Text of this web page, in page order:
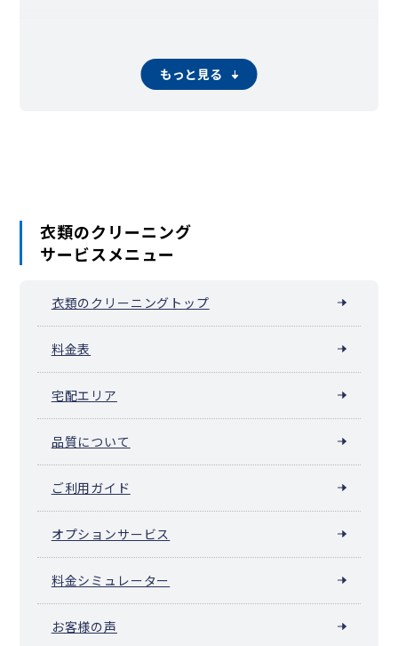
もっと見る
衣類のクリーニング
サービスメニュー
衣類のクリーニングトップ
料金表
宅配エリア
品質について
ご利用ガイド
オプションサービス
料金シミュレーター
お客様の声